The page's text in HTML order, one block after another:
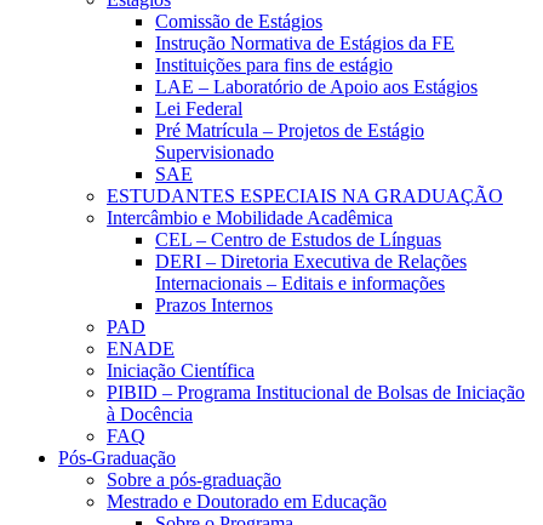
Comissão de Estágios
Instrução Normativa de Estágios da FE
Instituições para fins de estágio
LAE – Laboratório de Apoio aos Estágios
Lei Federal
Pré Matrícula – Projetos de Estágio
Supervisionado
SAE
ESTUDANTES ESPECIAIS NA GRADUAÇÃO
Intercâmbio e Mobilidade Acadêmica
CEL – Centro de Estudos de Línguas
DERI – Diretoria Executiva de Relações
Internacionais – Editais e informações
Prazos Internos
PAD
ENADE
Iniciação Científica
PIBID – Programa Institucional de Bolsas de Iniciação
à Docência
FAQ
Pós-Graduação
Sobre a pós-graduação
Mestrado e Doutorado em Educação